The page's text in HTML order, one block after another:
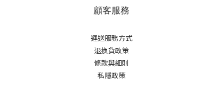
顧客服務
運送服務方式
退換貨政策
條款與細則
私隱政策